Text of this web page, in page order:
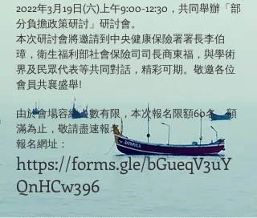
2022年3月19日(六)上午9:00-12:30，共同舉辦「部
分負擔政策研討」研討會。
本次研討會將邀請到中央健康保險署署長李伯
璋，衛生福利部社會保險司司長商東福，與學術
界及民眾代表等共同對話，精彩可期。敬邀各位
會員共襄盛舉!
由於會場容納人數有限，本次報名限額60名，額
滿為止，敬請盡速報名!
報名網址：
https://forms.gle/bGueqV3uY
QnHCw396